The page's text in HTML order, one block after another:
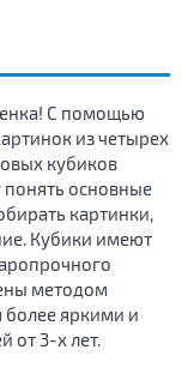
С помощью
из четырех
кубиков
основные
картинки,
Кубики имеют
методом
более яркими и
от 3-х лет.